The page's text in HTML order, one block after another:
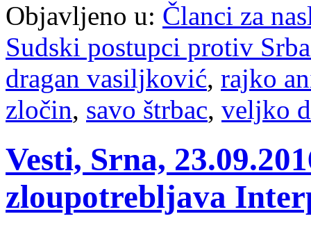
Objavljeno u: Članci za
Sudski postupci protiv
dragan vasiljković, rajko
zločin, savo štrbac, veljko
Vesti, Srna,
zloupotrebljava